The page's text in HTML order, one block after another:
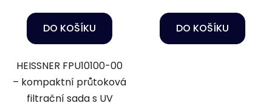
DO KOŠÍKU
HEISSNER FPU10100-00
– kompaktní průtoková
filtrační sada s UV
DO KOŠÍKU